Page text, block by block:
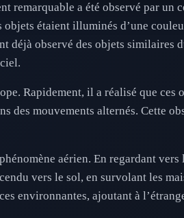
remarquable a été observé par
étaient illuminés d’une
observé des objets similaires
Rapidement, il a réalisé que
des mouvements alternés. Cette
aérien. En regardant
vers le sol, en survolant les
environnantes, ajoutant à